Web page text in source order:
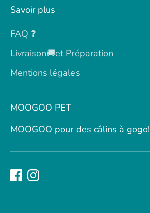
Savoir plus
FAQ ❓
Livraison🚚et Préparation
Mentions légales
MOOGOO PET
MOOGOO pour des câlins à gogo!